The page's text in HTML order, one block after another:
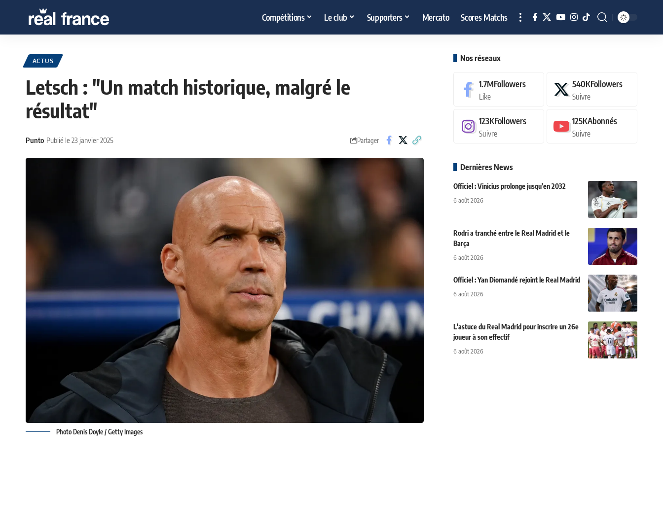
Compétitions Le club Supporters Mercato Scores Matchs
ACTUS
Letsch : "Un match historique, malgré le
résultat"
Punto Publié le 23 janvier 2025 Partager
Photo Denis Doyle / Getty Images
Nos réseaux
1.7MFollowers
Like
540KFollowers
Suivre
123KFollowers
Suivre
125KAbonnés
Suivre
Dernières News
Officiel : Vinicius prolonge jusqu'en 2032
6 août 2026
Rodri a tranché entre le Real Madrid et le
Barça
6 août 2026
Officiel : Yan Diomandé rejoint le Real Madrid
6 août 2026
L'astuce du Real Madrid pour inscrire un 26e
joueur à son effectif
6 août 2026